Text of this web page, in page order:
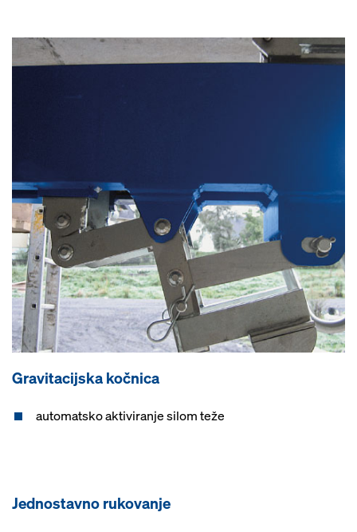
Gravitacijska kočnica
automatsko aktiviranje silom teže
Jednostavno rukovanje